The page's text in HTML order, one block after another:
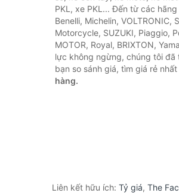
PKL, xe PKL... Đến từ các
Benelli, Michelin, VOLTRONIC,
Motorcycle, SUZUKI, Piaggio,
MOTOR, Royal, BRIXTON,
lực không ngừng, chúng tôi
bạn so sánh giá, tìm giá rẻ
hàng.
Liên kết hữu ích: Tỷ giá, The